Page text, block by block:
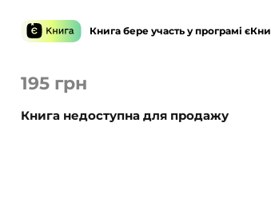
195 грн
Книга недоступна для продажу
Книга бере участь у програмі